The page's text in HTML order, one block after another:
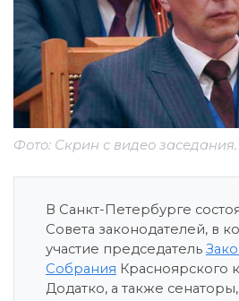
Фото: Скрин с видео заседания.
В Санкт-Петербурге
Совета законодателей, в
участие председатель
Собрания Красноярского
Додатко, а также